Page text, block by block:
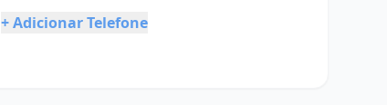
+ Adicionar Telefone